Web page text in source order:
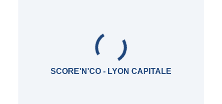
SCORE'N'CO - LYON CAPITALE